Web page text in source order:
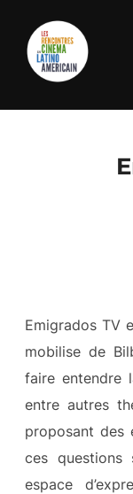
Emigrados TV
mobilise de
faire entendre
entre autres
proposant des
ces questions
espace